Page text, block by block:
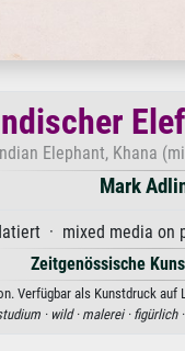
Elephant, Khana
Mark
· mixed media on
Zeitgenössische
Verfügbar als Kunstdruck
· wild · malerei · figürlich ·